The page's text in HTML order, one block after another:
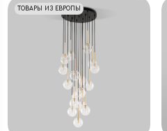
ТОВАРЫ ИЗ ЕВРОПЫ